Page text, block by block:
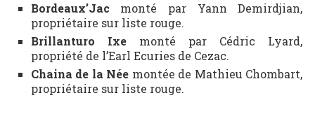
Bordeaux’Jac monté par Yann Demirdjian,
propriétaire sur liste rouge.
Brillanturo Ixemonté par Cédric Lyard,
propriété de l’Earl Ecuries de Cezac.
Chaina de la Née montée de Mathieu Chombart,
propriétaire sur liste rouge.